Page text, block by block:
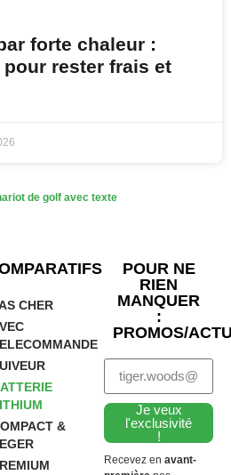
forte chaleur :
rester frais et
CHER
&
POUR NE
RIEN
MANQUER
:
PROMOS/
Je veux
l'exclusivité
!
Recevez enavant-